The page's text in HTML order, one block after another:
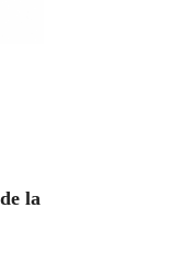
la